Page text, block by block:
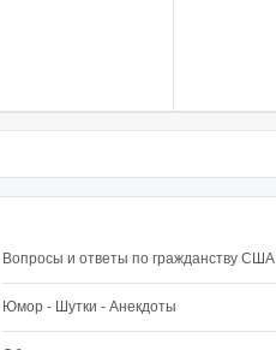
Вопросы и ответы по гражданству США
Юмор - Шутки - Анекдоты